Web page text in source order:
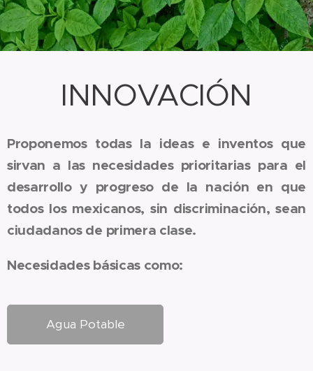
INNOVACIÓN
Proponemos todas la ideas e inventos que
sirvan a las necesidades prioritarias para el
desarrollo y progreso de la nación en que
todos los mexicanos, sin discriminación, sean
ciudadanos de primera clase.
Necesidades básicas como:
Agua Potable